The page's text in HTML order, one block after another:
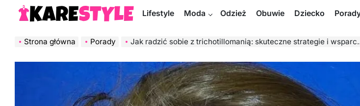
KareStyle.pl
Lifestyle Moda Odzież Obuwie Dziecko
Strona główna Porady Jak radzić sobie z trichotillomanią: skuteczne strategie i wsparcie w walce z nawykiem